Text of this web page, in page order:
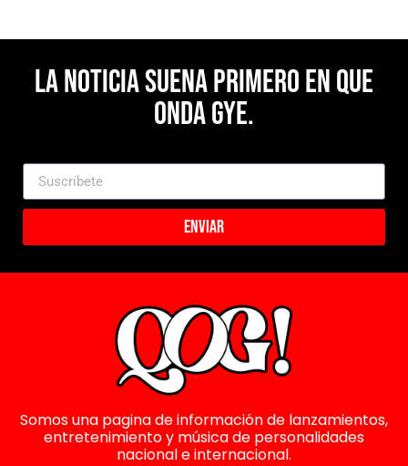
La noticia suena primero en Que
Onda Gye.
Enviar
Somos una pagina de información de lanzamientos,
entretenimiento y música de personalidades
nacional e internacional.